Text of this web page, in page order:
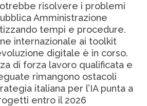
risolvere i problemi
Amministrazione
tempi e procedure.
internazionale ai toolkit
digitale è in corso.
di forza lavoro qualificata e
rimangono ostacoli
italiana per l’IA punta a
entro il 2026